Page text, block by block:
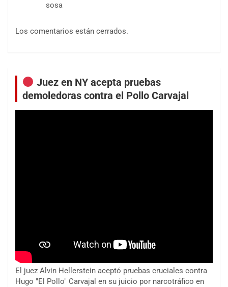
sosa
Los comentarios están cerrados.
Juez en NY acepta pruebas
demoledoras contra el Pollo Carvajal
El juez Alvin Hellerstein aceptó pruebas cruciales contra
Hugo "El Pollo" Carvajal en su juicio por narcotráfico en